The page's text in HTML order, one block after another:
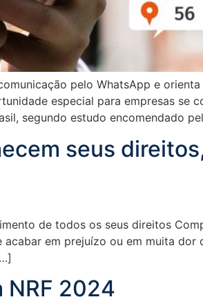
pelo WhatsApp e
especial para empresas se
segundo estudo encomendado
seus
de todos os seus direitos
em prejuízo ou em muita
NRF 2024